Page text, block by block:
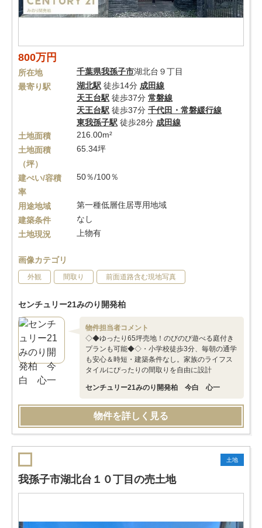
800万円
所在地 千葉県我孫子市湖北台９丁目
最寄り駅
湖北駅 徒歩14分 成田線
天王台駅 徒歩37分 常磐線
天王台駅 徒歩37分 千代田・常磐緩行線
東我孫子駅 徒歩28分 成田線
土地面積
216.00m²
土地面積
（坪）
65.34坪
建ぺい/容積
率
50％/100％
用途地域
第一種低層住居専用地域
建築条件
なし
土地現況
上物有
画像カテゴリ
外観 間取り 前面道路含む現地写真
センチュリー21みのり開発柏
物件担当者コメント
◇◆ゆったり65坪売地！のびのび遊べる庭付き
プランも可能◆◇・小学校徒歩3分、毎朝の通学
も安心＆時短・建築条件なし。家族のライフス
タイルにぴったりの間取りを自由に設計
センチュリー21みのり開発柏 今白 心一
物件を詳しく見る
土地
我孫子市湖北台１０丁目の売土地